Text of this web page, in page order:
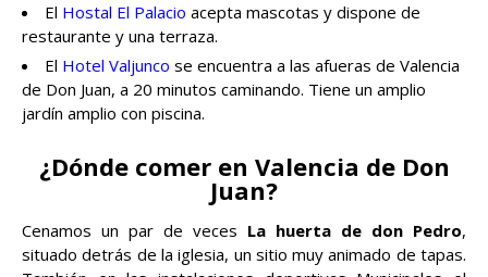
El Hostal El Palacio acepta mascotas y dispone de
restaurante y una terraza.
El Hotel Valjunco se encuentra a las afueras de Valencia
de Don Juan, a 20 minutos caminando. Tiene un amplio
jardín amplio con piscina.
¿Dónde comer en Valencia de Don
Juan?
Cenamos un par de veces La huerta de don Pedro,
situado detrás de la iglesia, un sitio muy animado de tapas.